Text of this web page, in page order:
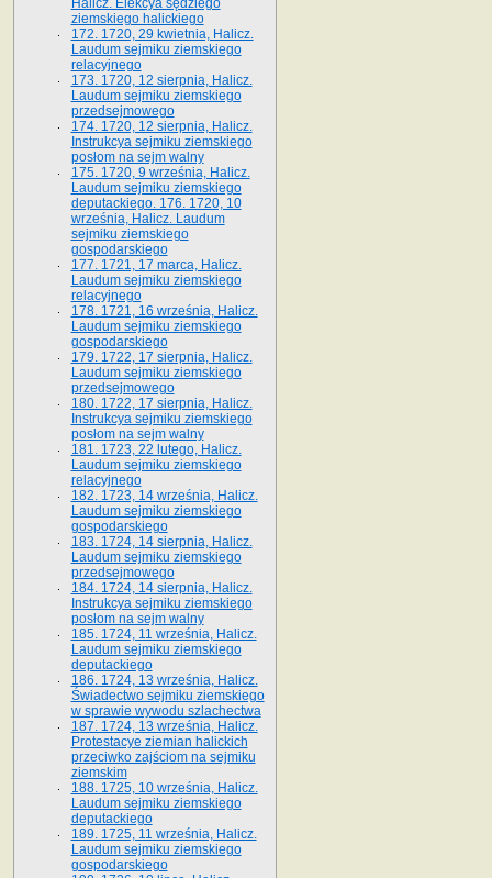
Halicz. Elekcya sędziego
ziemskiego halickiego
172. 1720, 29 kwietnia, Halicz.
Laudum sejmiku ziemskiego
relacyjnego
173. 1720, 12 sierpnia, Halicz.
Laudum sejmiku ziemskiego
przedsejmowego
174. 1720, 12 sierpnia, Halicz.
Instrukcya sejmiku ziemskiego
posłom na sejm walny
175. 1720, 9 września, Halicz.
Laudum sejmiku ziemskiego
deputackiego. 176. 1720, 10
września, Halicz. Laudum
sejmiku ziemskiego
gospodarskiego
177. 1721, 17 marca, Halicz.
Laudum sejmiku ziemskiego
relacyjnego
178. 1721, 16 września, Halicz.
Laudum sejmiku ziemskiego
gospodarskiego
179. 1722, 17 sierpnia, Halicz.
Laudum sejmiku ziemskiego
przedsejmowego
180. 1722, 17 sierpnia, Halicz.
Instrukcya sejmiku ziemskiego
posłom na sejm walny
181. 1723, 22 lutego, Halicz.
Laudum sejmiku ziemskiego
relacyjnego
182. 1723, 14 września, Halicz.
Laudum sejmiku ziemskiego
gospodarskiego
183. 1724, 14 sierpnia, Halicz.
Laudum sejmiku ziemskiego
przedsejmowego
184. 1724, 14 sierpnia, Halicz.
Instrukcya sejmiku ziemskiego
posłom na sejm walny
185. 1724, 11 września, Halicz.
Laudum sejmiku ziemskiego
deputackiego
186. 1724, 13 września, Halicz.
Świadectwo sejmiku ziemskiego
w sprawie wywodu szlachectwa
187. 1724, 13 września, Halicz.
Protestacye ziemian halickich
przeciwko zajściom na sejmiku
ziemskim
188. 1725, 10 września, Halicz.
Laudum sejmiku ziemskiego
deputackiego
189. 1725, 11 września, Halicz.
Laudum sejmiku ziemskiego
gospodarskiego